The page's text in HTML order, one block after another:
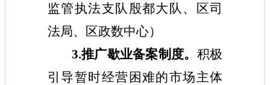
监管执法支队殷都大队、区司
法局、区政数中心）
3.推广歇业备案制度。 积极
引导暂时经营困难的市场主体